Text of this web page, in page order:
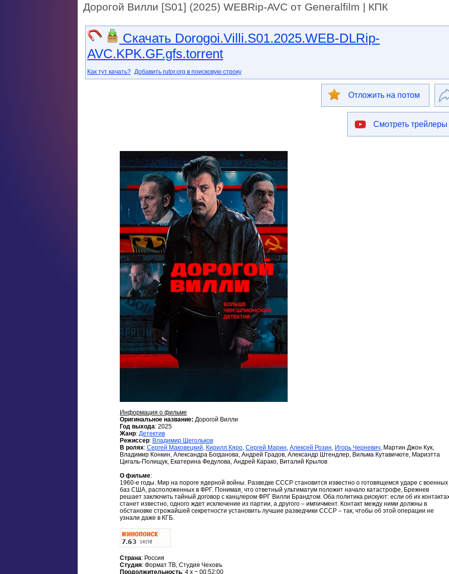
Дорогой Вилли [S01] (2025) WEBRip-AVC от Generalfilm | КПК
Скачать Dorogoi.Villi.S01.2025.WEB-DLRip-
AVC.KPK.GF.gfs.torrent
Как тут качать? Добавить rutor.org в поисковую строку
Отложить на потом
Смотреть трейлеры
Информация о фильме
Оригинальное название: Дорогой Вилли
Год выхода: 2025
Жанр: Детектив
Режиссер: Владимир Щегольков
В ролях: Сергей Маковецкий, Кирилл Кяро, Сергей Марин, Алексей Розин, Игорь Черневич, Мартин Джон Кук,
Владимир Конкин, Александра Богданова, Андрей Градов, Александр Штендлер, Вильма Кутавичюте, Мариэтта
Цигаль-Полищук, Екатерина Федулова, Андрей Карако, Виталий Крылов
О фильме:
1960-е годы. Мир на пороге ядерной войны. Разведке СССР становится известно о готовящемся ударе с военных
баз США, расположенных в ФРГ. Понимая, что ответный ультиматум положит начало катастрофе, Брежнев
решает заключить тайный договор с канцлером ФРГ Вилли Брандтом. Оба политика рискуют: если об их
станет известно, одного ждет исключение из партии, а другого – импичмент. Контакт между ними должны в
обстановке строжайшей секретности установить лучшие разведчики СССР – так, чтобы об этой операции не
узнали даже в КГБ.
Страна: Россия
Студия: Формат ТВ, Студия Чеховъ
Продолжительность: 4 x ~ 00:52:00